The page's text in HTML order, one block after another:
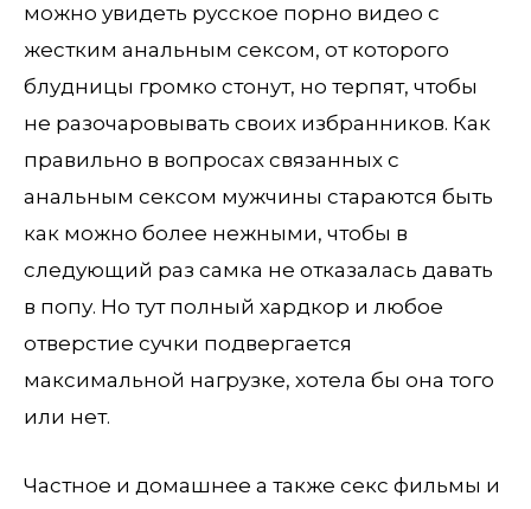
можно увидеть русское порно видео с
жестким анальным сексом, от которого
блудницы громко стонут, но терпят, чтобы
не разочаровывать своих избранников. Как
правильно в вопросах связанных с
анальным сексом мужчины стараются быть
как можно более нежными, чтобы в
следующий раз самка не отказалась давать
в попу. Но тут полный хардкор и любое
отверстие сучки подвергается
максимальной нагрузке, хотела бы она того
или нет.
Частное и домашнее а также секс фильмы и